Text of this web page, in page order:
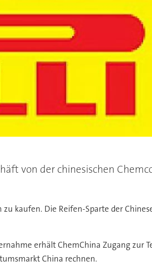
von der chinesischen
kaufen. Die Reifen-Sparte der
erhält ChemChina Zugang zur
China rechnen.